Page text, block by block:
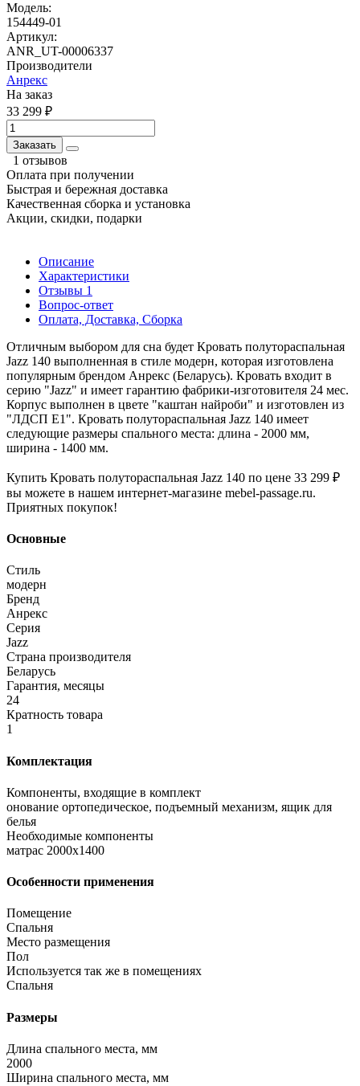
Модель:
154449-01
Артикул:
ANR_UT-00006337
Производители
Анрекс
На заказ
33 299 ₽
Заказать
1 отзывов
Оплата при получении
Быстрая и бережная доставка
Качественная сборка и установка
Акции, скидки, подарки
Описание
Характеристики
Отзывы 1
Вопрос-ответ
Оплата, Доставка, Сборка
Отличным выбором для сна будет Кровать полутораспальная
Jazz 140 выполненная в стиле модерн, которая изготовлена
популярным брендом Анрекс (Беларусь). Кровать входит в
серию "Jazz" и имеет гарантию фабрики-изготовителя 24 мес.
Корпус выполнен в цвете "каштан найроби" и изготовлен из
"ЛДСП Е1". Кровать полутораспальная Jazz 140 имеет
следующие размеры спального места: длина - 2000 мм,
ширина - 1400 мм.
Купить Кровать полутораспальная Jazz 140 по цене 33 299 ₽
вы можете в нашем интернет-магазине mebel-passage.ru.
Приятных покупок!
Основные
Стиль
модерн
Бренд
Анрекс
Серия
Jazz
Страна производителя
Беларусь
Гарантия, месяцы
24
Кратность товара
1
Комплектация
Компоненты, входящие в комплект
онование ортопедическое, подъемный механизм, ящик для
белья
Необходимые компоненты
матрас 2000x1400
Особенности применения
Помещение
Спальня
Место размещения
Пол
Используется так же в помещениях
Спальня
Размеры
Длина спального места, мм
2000
Ширина спального места, мм